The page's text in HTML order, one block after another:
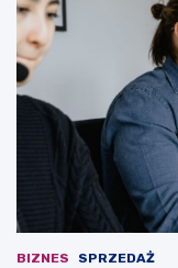
BIZNES SPRZEDAŻ